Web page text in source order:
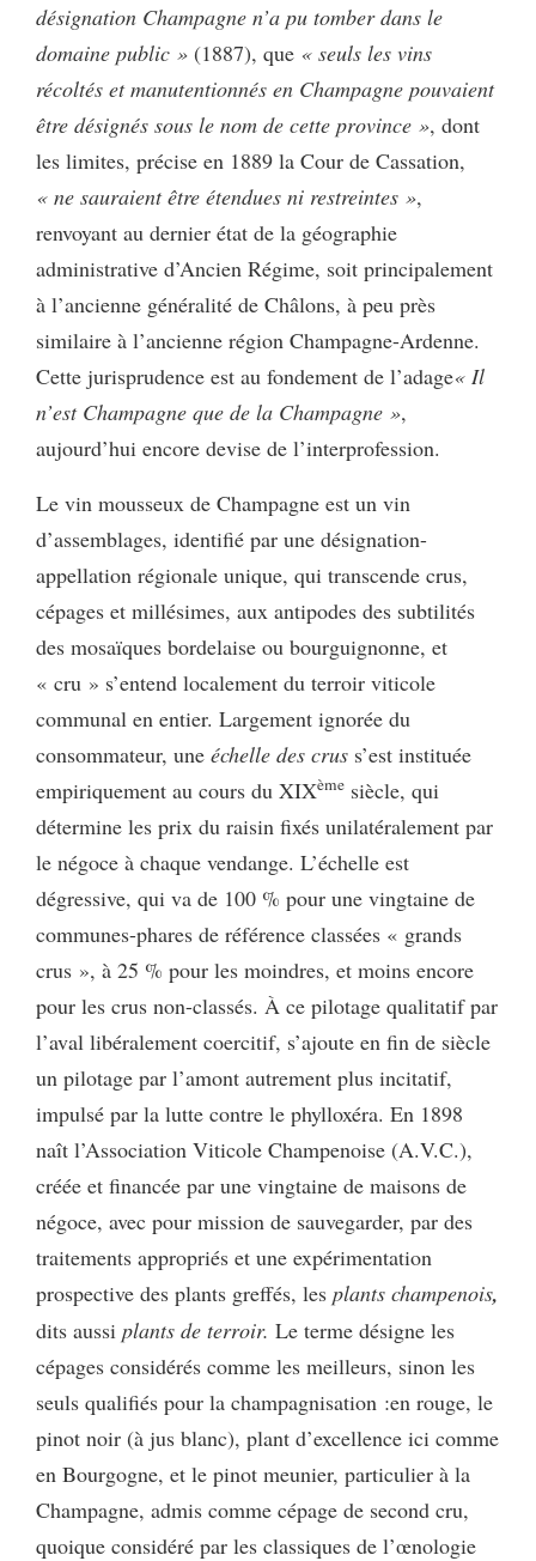
désignation Champagne n’a pu tomber dans le
domaine public » (1887), que « seuls les vins
récoltés et manutentionnés en Champagne pouvaient
être désignés sous le nom de cette province », dont
les limites, précise en 1889 la Cour de Cassation,
« ne sauraient être étendues ni restreintes »,
renvoyant au dernier état de la géographie
administrative d’Ancien Régime, soit principalement
à l’ancienne généralité de Châlons, à peu près
similaire à l’ancienne région Champagne-Ardenne.
Cette jurisprudence est au fondement de l’adage« Il
n’est Champagne que de la Champagne »,
aujourd’hui encore devise de l’interprofession.
Le vin mousseux de Champagne est un vin
d’assemblages, identifié par une désignation-
appellation régionale unique, qui transcende crus,
cépages et millésimes, aux antipodes des subtilités
des mosaïques bordelaise ou bourguignonne, et
« cru » s’entend localement du terroir viticole
communal en entier. Largement ignorée du
consommateur, une échelle des crus s’est instituée
empiriquement au cours du XIXème siècle, qui
détermine les prix du raisin fixés unilatéralement par
le négoce à chaque vendange. L’échelle est
dégressive, qui va de 100 % pour une vingtaine de
communes-phares de référence classées « grands
crus », à 25 % pour les moindres, et moins encore
pour les crus non-classés. À ce pilotage qualitatif par
l’aval libéralement coercitif, s’ajoute en fin de siècle
un pilotage par l’amont autrement plus incitatif,
impulsé par la lutte contre le phylloxéra. En 1898
naît l’Association Viticole Champenoise (A.V.C.),
créée et financée par une vingtaine de maisons de
négoce, avec pour mission de sauvegarder, par des
traitements appropriés et une expérimentation
prospective des plants greffés, les plants champenois,
dits aussi plants de terroir. Le terme désigne les
cépages considérés comme les meilleurs, sinon les
seuls qualifiés pour la champagnisation :en rouge, le
pinot noir (à jus blanc), plant d’excellence ici comme
en Bourgogne, et le pinot meunier, particulier à la
Champagne, admis comme cépage de second cru,
quoique considéré par les classiques de l’œnologie